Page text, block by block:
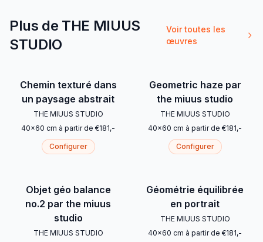
Plus de THE MIUUS
STUDIO
Voir toutes les
œuvres
Chemin texturé dans
un paysage abstrait
THE MIUUS STUDIO
40x60 cm à partir de €181,-
Configurer
Geometric haze par
the miuus studio
THE MIUUS STUDIO
40x60 cm à partir de €181,-
Configurer
Objet géo balance
no.2 par the miuus
studio
THE MIUUS STUDIO
Géométrie équilibrée
en portrait
THE MIUUS STUDIO
40x60 cm à partir de €181,-